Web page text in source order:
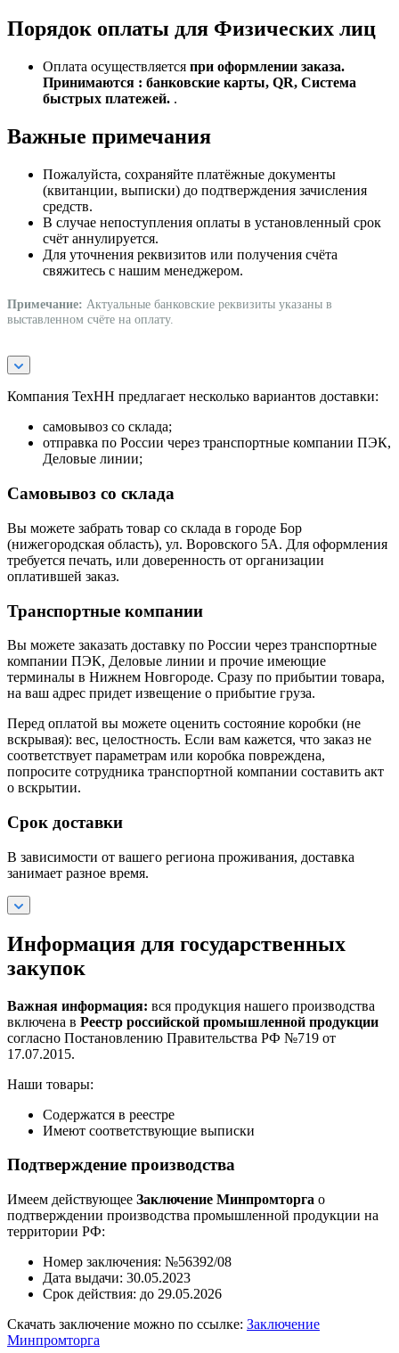
Порядок оплаты для Физических лиц
Оплата осуществляется при оформлении заказа.
Принимаются : банковские карты, QR, Система
быстрых платежей. .
Важные примечания
Пожалуйста, сохраняйте платёжные документы
(квитанции, выписки) до подтверждения зачисления
средств.
В случае непоступления оплаты в установленный срок
счёт аннулируется.
Для уточнения реквизитов или получения счёта
свяжитесь с нашим менеджером.
Примечание: Актуальные банковские реквизиты указаны в
выставленном счёте на оплату.
Компания ТехНН предлагает несколько вариантов доставки:
самовывоз со склада;
отправка по России через транспортные компании ПЭК,
Деловые линии;
Самовывоз со склада
Вы можете забрать товар со склада в городе Бор
(нижегородская область), ул. Воровского 5А. Для оформления
требуется печать, или доверенность от организации
оплатившей заказ.
Транспортные компании
Вы можете заказать доставку по России через транспортные
компании ПЭК, Деловые линии и прочие имеющие
терминалы в Нижнем Новгороде. Сразу по прибытии товара,
на ваш адрес придет извещение о прибытие груза.
Перед оплатой вы можете оценить состояние коробки (не
вскрывая): вес, целостность. Если вам кажется, что заказ не
соответствует параметрам или коробка повреждена,
попросите сотрудника транспортной компании составить акт
о вскрытии.
Срок доставки
В зависимости от вашего региона проживания, доставка
занимает разное время.
Информация для государственных
закупок
Важная информация: вся продукция нашего производства
включена в Реестр российской промышленной продукции
согласно Постановлению Правительства РФ №719 от
17.07.2015.
Наши товары:
Содержатся в реестре
Имеют соответствующие выписки
Подтверждение производства
Имеем действующее Заключение Минпромторга о
подтверждении производства промышленной продукции на
территории РФ:
Номер заключения: №56392/08
Дата выдачи: 30.05.2023
Срок действия: до 29.05.2026
Скачать заключение можно по ссылке: Заключение
Минпромторга